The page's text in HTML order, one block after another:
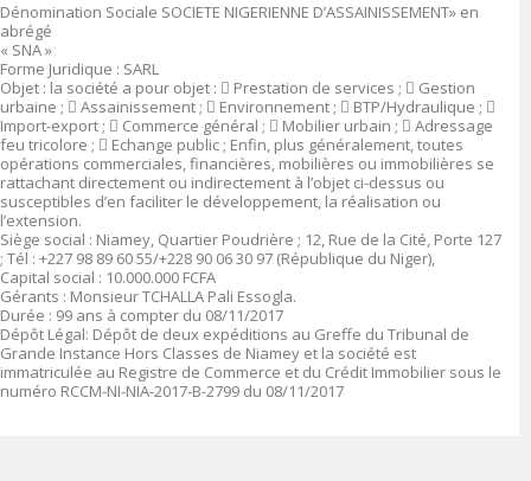
Dénomination Sociale SOCIETE NIGERIENNE D’ASSAINISSEMENT» en
abrégé
« SNA »
Forme Juridique : SARL
Objet : la société a pour objet :  Prestation de services ;  Gestion
urbaine ;  Assainissement ;  Environnement ;  BTP/Hydraulique ; 
Import-export ;  Commerce général ;  Mobilier urbain ;  Adressage
feu tricolore ;  Echange public ; Enfin, plus généralement, toutes
opérations commerciales, financières, mobilières ou immobilières se
rattachant directement ou indirectement à l’objet ci-dessus ou
susceptibles d’en faciliter le développement, la réalisation ou
l’extension.
Siège social : Niamey, Quartier Poudrière ; 12, Rue de la Cité, Porte 127
; Tél : +227 98 89 60 55/+228 90 06 30 97 (République du Niger),
Capital social : 10.000.000 FCFA
Gérants : Monsieur TCHALLA Pali Essogla.
Durée : 99 ans à compter du 08/11/2017
Dépôt Légal: Dépôt de deux expéditions au Greffe du Tribunal de
Grande Instance Hors Classes de Niamey et la société est
immatriculée au Registre de Commerce et du Crédit Immobilier sous le
numéro RCCM-NI-NIA-2017-B-2799 du 08/11/2017